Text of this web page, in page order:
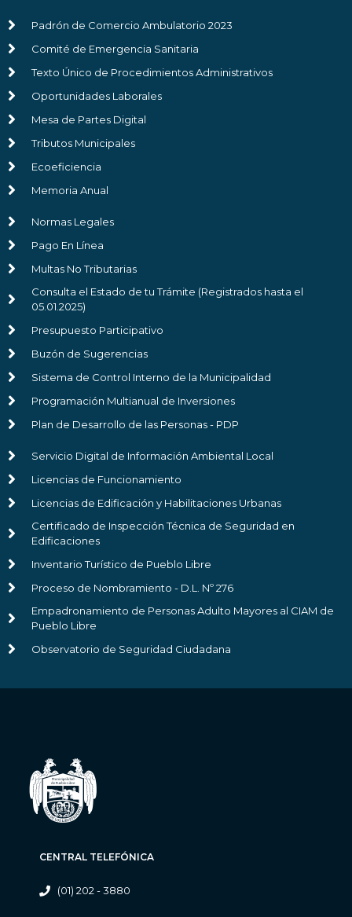
Padrón de Comercio Ambulatorio 2023
Comité de Emergencia Sanitaria
Texto Único de Procedimientos Administrativos
Oportunidades Laborales
Mesa de Partes Digital
Tributos Municipales
Ecoeficiencia
Memoria Anual
Normas Legales
Pago En Línea
Multas No Tributarias
Consulta el Estado de tu Trámite (Registrados hasta el
05.01.2025)
Presupuesto Participativo
Buzón de Sugerencias
Sistema de Control Interno de la Municipalidad
Programación Multianual de Inversiones
Plan de Desarrollo de las Personas - PDP
Servicio Digital de Información Ambiental Local
Licencias de Funcionamiento
Licencias de Edificación y Habilitaciones Urbanas
Certificado de Inspección Técnica de Seguridad en
Edificaciones
Inventario Turístico de Pueblo Libre
Proceso de Nombramiento - D.L. Nº 276
Empadronamiento de Personas Adulto Mayores al CIAM de
Pueblo Libre
Observatorio de Seguridad Ciudadana
CENTRAL TELEFÓNICA
(01) 202 - 3880